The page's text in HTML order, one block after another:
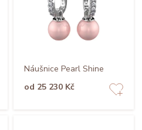
Náušnice Pearl Shine
od 25 230 Kč